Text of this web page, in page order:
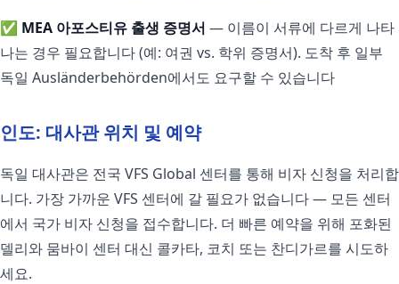
✅ MEA 아포스티유 출생 증명서 — 이름이 서류에 다르게 나타
나는 경우 필요합니다 (예: 여권 vs. 학위 증명서). 도착 후 일부
독일 Ausländerbehörden에서도 요구할 수 있습니다
인도: 대사관 위치 및 예약
독일 대사관은 전국 VFS Global 센터를 통해 비자 신청을 처리합
니다. 가장 가까운 VFS 센터에 갈 필요가 없습니다 — 모든 센터
에서 국가 비자 신청을 접수합니다. 더 빠른 예약을 위해 포화된
델리와 뭄바이 센터 대신 콜카타, 코치 또는 찬디가르를 시도하
세요.